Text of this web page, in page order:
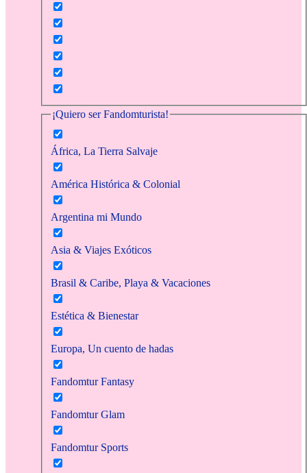
¡Quiero ser Fandomturista!
África, La Tierra Salvaje
América Histórica & Colonial
Argentina mi Mundo
Asia & Viajes Exóticos
Brasil & Caribe, Playa & Vacaciones
Estética & Bienestar
Europa, Un cuento de hadas
Fandomtur Fantasy
Fandomtur Glam
Fandomtur Sports